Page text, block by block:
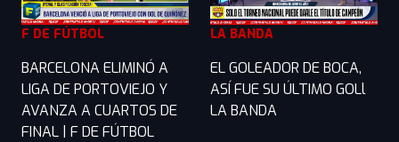
F DE FÚTBOL
BARCELONA ELIMINÓ A
LIGA DE PORTOVIEJO Y
AVANZA A CUARTOS DE
FINAL | F DE FÚTBOL
LA BANDA
EL GOLEADOR DE BOCA,
ASÍ FUE SU ÚLTIMO GOLl
LA BANDA